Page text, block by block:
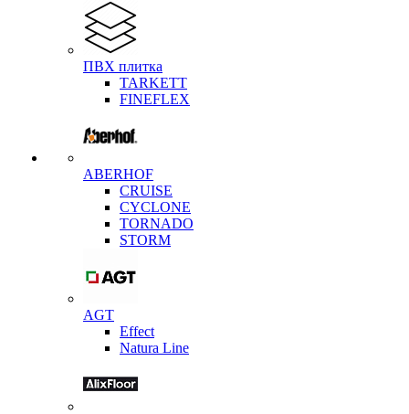
ПВХ плитка
TARKETT
FINEFLEX
ABERHOF
CRUISE
CYCLONE
TORNADO
STORM
AGT
Effect
Natura Line